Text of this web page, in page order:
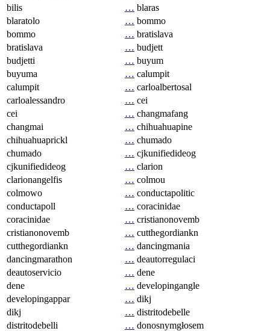
bilis
… blaras
blaratolo
… bommo
bommo
… bratislava
bratislava
… budjett
budjetti
… buyum
buyuma
… calumpit
calumpit
… carloalbertosal
carloalessandro
… cei
cei
… changmafang
changmai
… chihuahuapine
chihuahuaprickl
… chumado
chumado
… cjkunifiedideog
cjkunifiedideog
… clarion
clarionangelfis
… colmou
colmowo
… conductapolitic
conductapoll
… coracinidae
coracinidae
… cristianonovemb
cristianonovemb
… cutthegordiankn
cutthegordiankn
… dancingmania
dancingmarathon
… deautorregulaci
deautoservicio
… dene
dene
… developingangle
developingappar
… dikj
dikj
… distritodebelle
distritodebelli
… donosnymgłosem